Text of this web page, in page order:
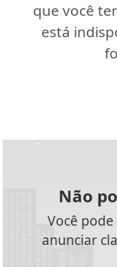
que você
está
Não
Você
anunciar